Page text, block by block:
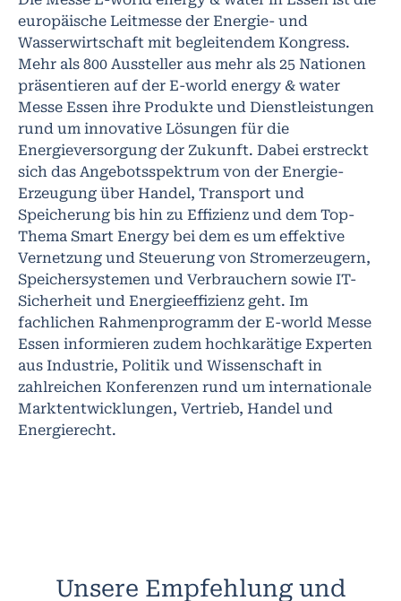
europäische Leitmesse der Energie- und
Wasserwirtschaft mit begleitendem Kongress.
Mehr als 800 Aussteller aus mehr als 25 Nationen
präsentieren auf der E-world energy & water
Messe Essen ihre Produkte und Dienstleistungen
rund um innovative Lösungen für die
Energieversorgung der Zukunft. Dabei erstreckt
sich das Angebotsspektrum von der Energie-
Erzeugung über Handel, Transport und
Speicherung bis hin zu Effizienz und dem Top-
Thema Smart Energy bei dem es um effektive
Vernetzung und Steuerung von Stromerzeugern,
Speichersystemen und Verbrauchern sowie IT-
Sicherheit und Energieeffizienz geht. Im
fachlichen Rahmenprogramm der E-world Messe
Essen informieren zudem hochkarätige Experten
aus Industrie, Politik und Wissenschaft in
zahlreichen Konferenzen rund um internationale
Marktentwicklungen, Vertrieb, Handel und
Energierecht.
Unsere Empfehlung und